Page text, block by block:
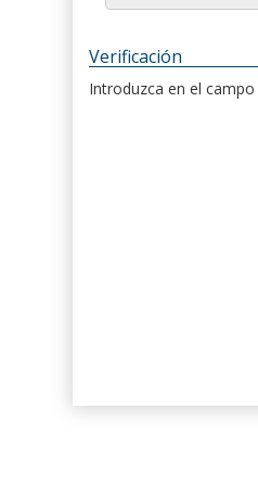
Verificación
Introduzca en el